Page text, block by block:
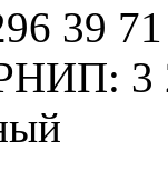
39
3